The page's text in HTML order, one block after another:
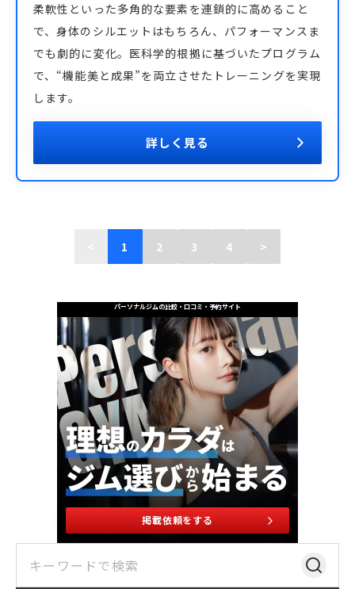
柔軟性といった多角的な要素を連鎖的に高めること
で、身体のシルエットはもちろん、パフォーマンスま
でも劇的に変化。医科学的根拠に基づいたプログラム
で、“機能美と成果”を両立させたトレーニングを実現
します。
詳しく見る
1 2 3 4 >
パーソナルジムの比較・口コミ・予約サイト
掲載依頼をする